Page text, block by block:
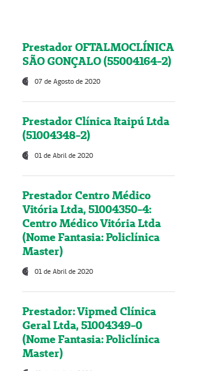
Prestador OFTALMOCLÍNICA
SÃO GONÇALO (55004164-2)
07 de Agosto de 2020
Prestador Clínica Itaipú Ltda
(51004348-2)
01 de Abril de 2020
Prestador Centro Médico
Vitória Ltda, 51004350-4:
Centro Médico Vitória Ltda
(Nome Fantasia: Policlínica
Master)
01 de Abril de 2020
Prestador: Vipmed Clínica
Geral Ltda, 51004349-0
(Nome Fantasia: Policlínica
Master)